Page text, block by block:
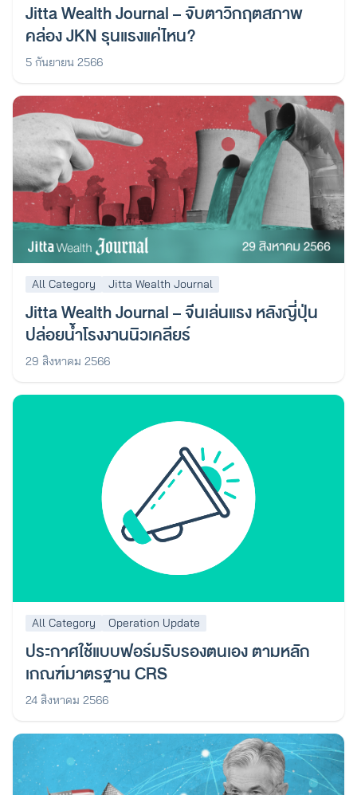
Jitta Wealth Journal – จับตาวิกฤตสภาพ
คล่อง JKN รุนแรงแค่ไหน?
5 กันยายน 2566
All Category Jitta Wealth Journal
Jitta Wealth Journal – จีนเล่นแรง หลังญี่ปุ่น
ปล่อยน้ำโรงงานนิวเคลียร์
29 สิงหาคม 2566
All Category Operation Update
ประกาศใช้แบบฟอร์มรับรองตนเอง ตามหลัก
เกณฑ์มาตรฐาน CRS
24 สิงหาคม 2566